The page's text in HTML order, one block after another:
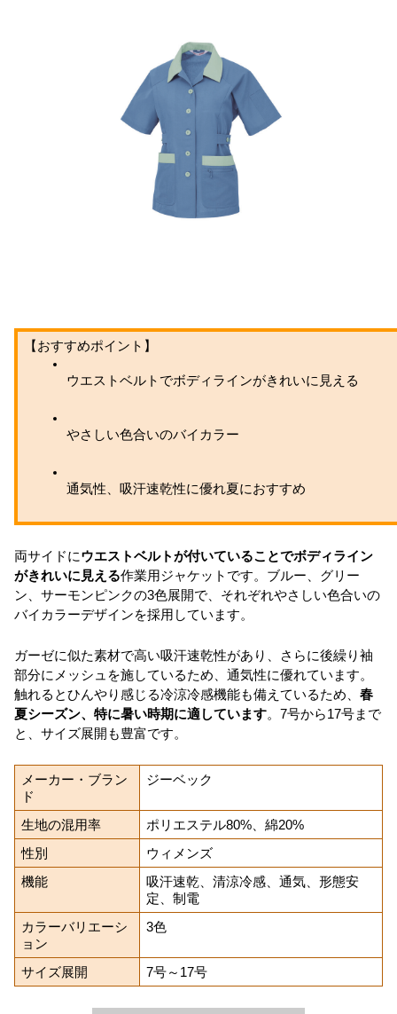
【おすすめポイント】
ウエストベルトでボディラインがきれいに見える
やさしい色合いのバイカラー
通気性、吸汗速乾性に優れ夏におすすめ
両サイドにウエストベルトが付いていることでボディライン
がきれいに見える作業用ジャケットです。ブルー、グリー
ン、サーモンピンクの3色展開で、それぞれやさしい色合いの
バイカラーデザインを採用しています。
ガーゼに似た素材で高い吸汗速乾性があり、さらに後繰り袖
部分にメッシュを施しているため、通気性に優れています。
触れるとひんやり感じる冷涼冷感機能も備えているため、 春
夏シーズン、特に暑い時期に適しています。7号から17号まで
と、サイズ展開も豊富です。
メーカー・ブラン
ド
ジーベック
生地の混用率
ポリエステル80%、綿20%
性別
ウィメンズ
機能
吸汗速乾、清涼冷感、通気、形態安
定、制電
カラーバリエーシ
ョン
3色
サイズ展開 7号～17号